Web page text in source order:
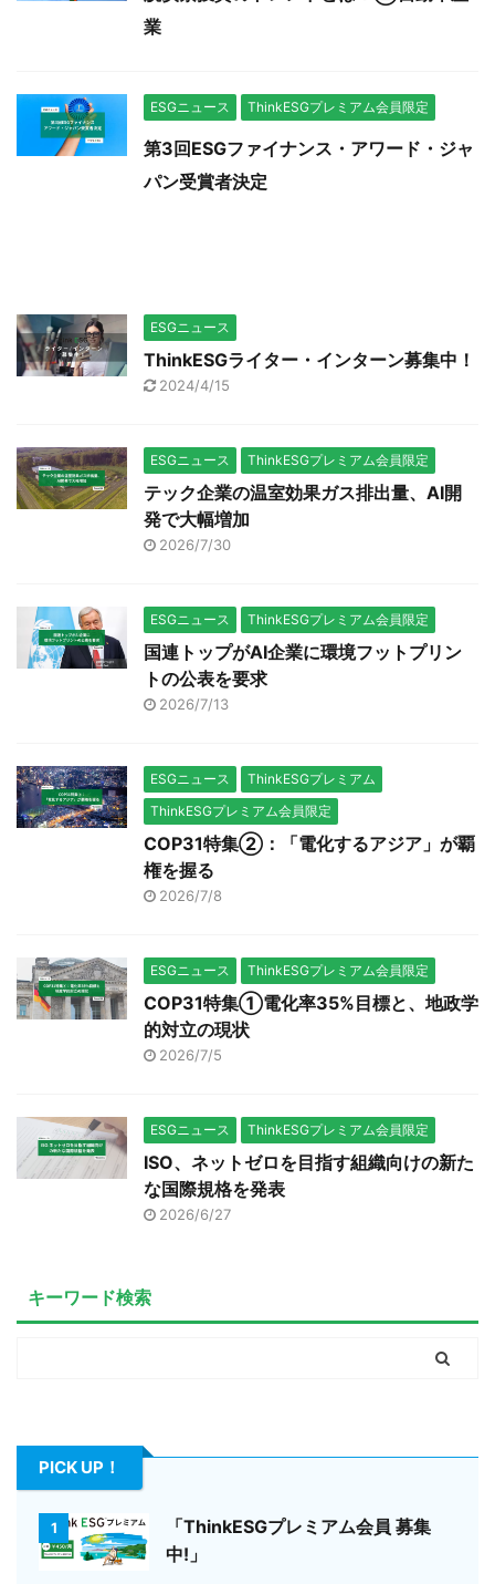
業
ESGニュース ThinkESGプレミアム会員限定
第3回ESGファイナンス・アワード・ジャ
パン受賞者決定
ESGニュース
ThinkESGライター・インターン募集中！
2024/4/15
ESGニュース ThinkESGプレミアム会員限定
テック企業の温室効果ガス排出量、AI開
発で大幅増加
2026/7/30
ESGニュース ThinkESGプレミアム会員限定
国連トップがAI企業に環境フットプリン
トの公表を要求
2026/7/13
ESGニュース
ThinkESGプレミアム
ThinkESGプレミアム会員限定
COP31特集②：「電化するアジア」が覇
権を握る
2026/7/8
ESGニュース ThinkESGプレミアム会員限定
COP31特集①電化率35%目標と、地政学
的対立の現状
2026/7/5
ESGニュース ThinkESGプレミアム会員限定
ISO、ネットゼロを目指す組織向けの新た
な国際規格を発表
2026/6/27
キーワード検索
PICK UP！
1
「ThinkESGプレミアム会員 募集
中!」